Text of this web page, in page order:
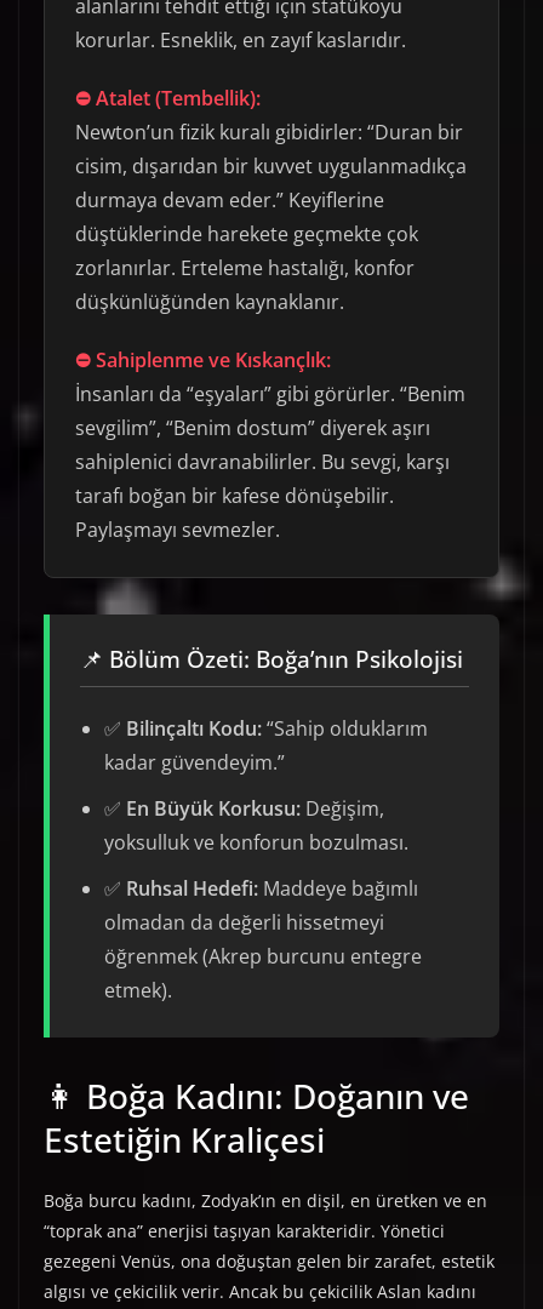
alanlarını tehdit ettiği için statükoyu
korurlar. Esneklik, en zayıf kaslarıdır.
⛔ Atalet (Tembellik):
Newton’un fizik kuralı gibidirler: “Duran bir
cisim, dışarıdan bir kuvvet uygulanmadıkça
durmaya devam eder.” Keyiflerine
düştüklerinde harekete geçmekte çok
zorlanırlar. Erteleme hastalığı, konfor
düşkünlüğünden kaynaklanır.
⛔ Sahiplenme ve Kıskançlık:
İnsanları da “eşyaları” gibi görürler. “Benim
sevgilim”, “Benim dostum” diyerek aşırı
sahiplenici davranabilirler. Bu sevgi, karşı
tarafı boğan bir kafese dönüşebilir.
Paylaşmayı sevmezler.
📌 Bölüm Özeti: Boğa’nın Psikolojisi
✅ Bilinçaltı Kodu:“Sahip olduklarım
kadar güvendeyim.”
✅ En Büyük Korkusu: Değişim,
yoksulluk ve konforun bozulması.
✅ Ruhsal Hedefi: Maddeye bağımlı
olmadan da değerli hissetmeyi
öğrenmek (Akrep burcunu entegre
etmek).
👩 Boğa Kadını: Doğanın ve
Estetiğin Kraliçesi
Boğa burcu kadını, Zodyak’ın en dişil, en üretken ve en
“toprak ana” enerjisi taşıyan karakteridir. Yönetici
gezegeni Venüs, ona doğuştan gelen bir zarafet, estetik
algısı ve çekicilik verir. Ancak bu çekicilik Aslan kadını